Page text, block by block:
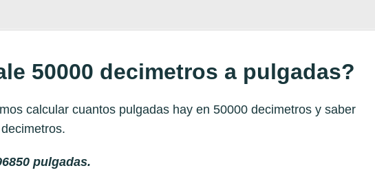
50000 decimetros a pulgadas?
calcular cuantos pulgadas hay en 50000 decimetros y saber
pulgadas.